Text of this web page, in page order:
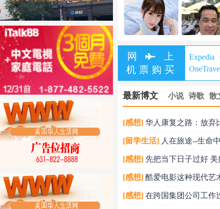
网
上
机票购买
Expedia
最新博文 小说 诗歌 散
[感想] 华人康复之路：放弃
[留学生活] 人在旅途--生命
[感想] 先把当下日子过好
[感想] 酷爱电影这种现代艺
[感想] 在跨国集团公司工作